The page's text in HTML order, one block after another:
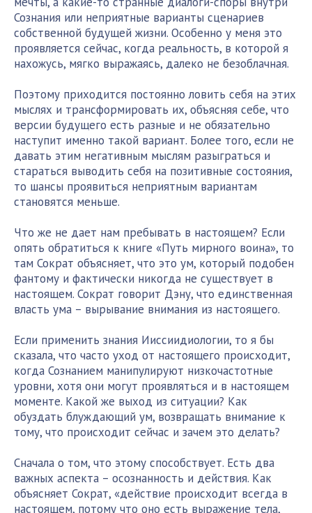
Сознания или неприятные варианты сценариев
собственной будущей жизни. Особенно у меня это
проявляется сейчас, когда реальность, в которой я
нахожусь, мягко выражаясь, далеко не безоблачная.
Поэтому приходится постоянно ловить себя на этих
мыслях и трансформировать их, объясняя себе, что
версии будущего есть разные и не обязательно
наступит именно такой вариант. Более того, если не
давать этим негативным мыслям разыграться и
стараться выводить себя на позитивные состояния,
то шансы проявиться неприятным вариантам
становятся меньше.
Что же не дает нам пребывать в настоящем? Если
опять обратиться к книге «Путь мирного воина», то
там Сократ объясняет, что это ум, который подобен
фантому и фактически никогда не существует в
настоящем. Сократ говорит Дэну, что единственная
власть ума – вырывание внимания из настоящего.
Если применить знания Ииссиидиологии, то я бы
сказала, что часто уход от настоящего происходит,
когда Сознанием манипулируют низкочастотные
уровни, хотя они могут проявляться и в настоящем
моменте. Какой же выход из ситуации? Как
обуздать блуждающий ум, возвращать внимание к
тому, что происходит сейчас и зачем это делать?
Сначала о том, что этому способствует. Есть два
важных аспекта – осознанность и действия. Как
объясняет Сократ, «действие происходит всегда в
настоящем, потому что оно есть выражение тела,